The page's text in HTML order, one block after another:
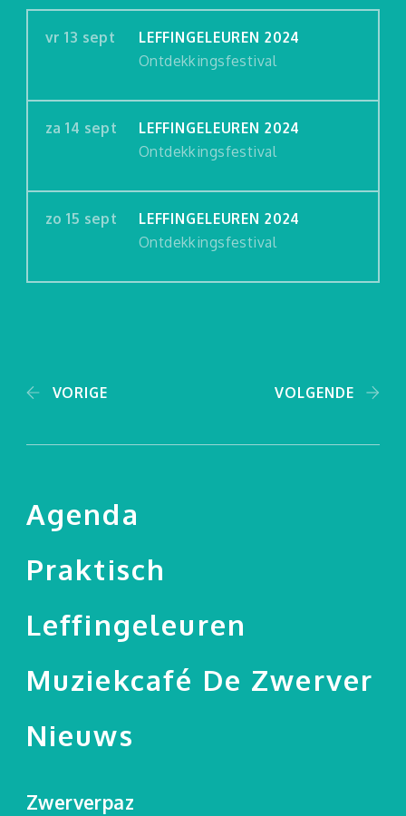
vr 13 sept
LEFFINGELEUREN 2024
Ontdekkingsfestival
za 14 sept
LEFFINGELEUREN 2024
Ontdekkingsfestival
zo 15 sept
LEFFINGELEUREN 2024
Ontdekkingsfestival
VORIGE VOLGENDE
Agenda
Praktisch
Leffingeleuren
Muziekcafé De Zwerver
Nieuws
Zwerverpaz